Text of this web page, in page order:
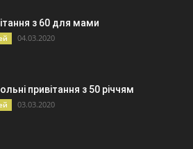
з 60 для мами
04.03.2020
привітання з 50 річчям
03.03.2020